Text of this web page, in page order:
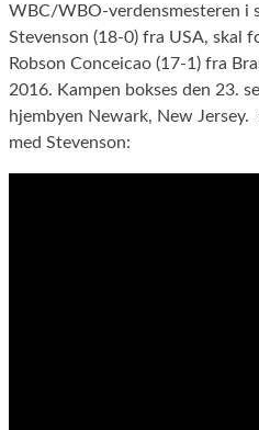
WBC/WBO-verdensmesteren i
Stevenson (18-0) fra USA, skal
Robson Conceicao (17-1) fra
2016. Kampen bokses den 23.
hjembyen Newark, New
med Stevenson: